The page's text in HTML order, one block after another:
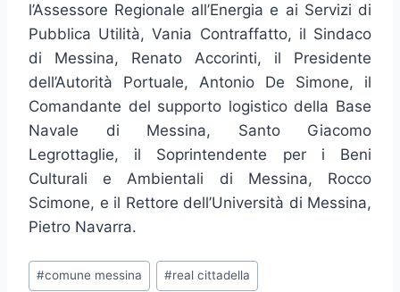
l’Assessore Regionale all’Energia e ai Servizi di
Pubblica Utilità, Vania Contraffatto, il Sindaco
di Messina, Renato Accorinti, il Presidente
dell’Autorità Portuale, Antonio De Simone, il
Comandante del supporto logistico della Base
Navale di Messina, Santo Giacomo
Legrottaglie, il Soprintendente per i Beni
Culturali e Ambientali di Messina, Rocco
Scimone, e il Rettore dell’Università di Messina,
Pietro Navarra.
Tag
#comune messina #real cittadella